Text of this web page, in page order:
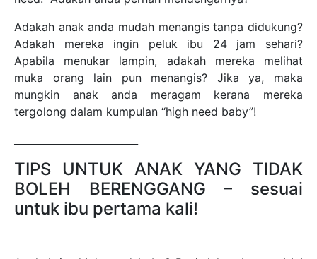
Adakah anak anda mudah menangis tanpa didukung?
Adakah mereka ingin peluk ibu 24 jam sehari?
Apabila menukar lampin, adakah mereka melihat
muka orang lain pun menangis? Jika ya, maka
mungkin anak anda meragam kerana mereka
tergolong dalam kumpulan “high need baby”!
TIPS UNTUK ANAK YANG TIDAK
BOLEH BERENGGANG – sesuai
untuk ibu pertama kali!